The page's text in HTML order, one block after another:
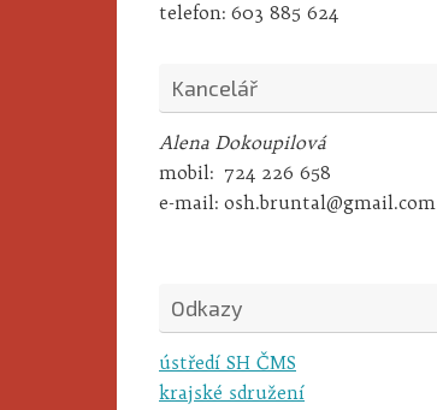
telefon: 603 885 624
Kancelář
Alena Dokoupilová
mobil: 724 226 658
e-mail: osh.bruntal@gmail.com
Odkazy
ústředí SH ČMS
krajské sdružení